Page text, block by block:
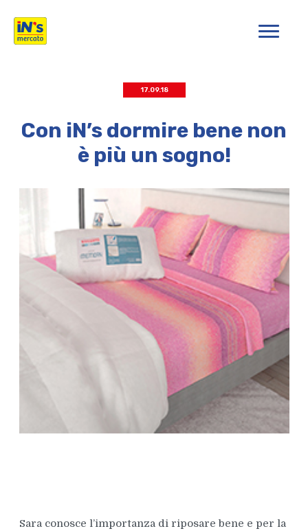
iN's Mercato
17.09.18
Con iN’s dormire bene non
è più un sogno!
Sara conosce l’importanza di riposare bene e per la